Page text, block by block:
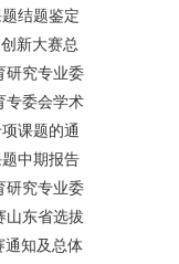
结题鉴定
新大赛总
研究专业委
专委会学术
课题的通
中期报告
研究专业委
山东省选拔
知及总体